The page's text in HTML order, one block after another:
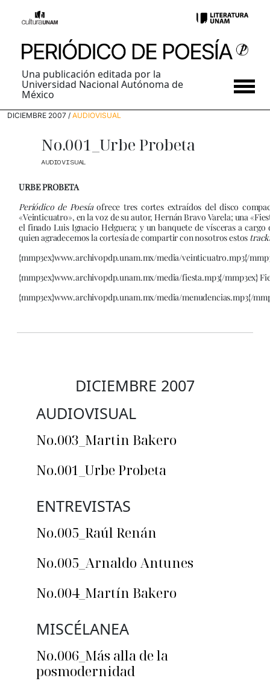
Una publicación editada por la
Universidad Nacional Autónoma de
México
DICIEMBRE 2007 / AUDIOVISUAL
No.001_Urbe Probeta
AUDIOVISUAL
URBE PROBETA
Periódico de Poesíaofrece tres cortes extraídos del disco
«Veinticuatro», en la voz de su autor, Hernán Bravo Varela; una
el finado Luis Ignacio Helguera; y un banquete de vísceras a cargo
quien agradecemos la cortesía de compartir con nosotros estos
{mmp3ex}www.archivopdp.unam.mx/media/veinticuatro.mp3{/
{mmp3ex}www.archivopdp.unam.mx/media/fiesta.mp3{/mmp3ex}
{mmp3ex}www.archivopdp.unam.mx/media/menudencias.mp3{/
DICIEMBRE 2007
AUDIOVISUAL
No.003_Martin Bakero
No.001_Urbe Probeta
ENTREVISTAS
No.005_Raúl Renán
No.005_Arnaldo Antunes
No.004_Martín Bakero
MISCÉLANEA
No.006_Más alla de la
posmodernidad